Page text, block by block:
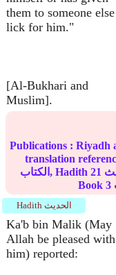
them to someone
lick for him."
[Al-Bukhari and
Muslim].
Publications : Riyadh
الكتاب, Hadith 21
Book 3
Hadith الحديث
Ka'b bin Malik (May
Allah be pleased with
him) reported: